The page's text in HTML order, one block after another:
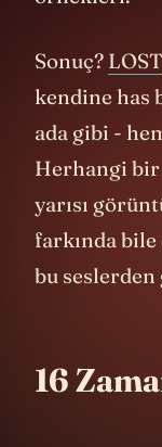
heykel,
kalma
insanlık
üste
belleğimizin
gibi.
kavramı